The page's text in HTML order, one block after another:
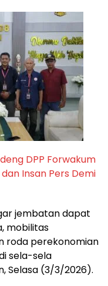
DPP Forwakum
Insan Pers Demi
jembatan dapat
mobilitas
roda perekonomian
sela-sela
Selasa (3/3/2026).